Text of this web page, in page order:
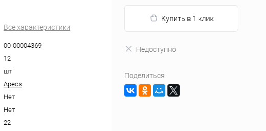
Все характеристики
00-00004369
12
шт
Apecs
Нет
Нет
22
Купить в 1 клик
Недоступно
Поделиться